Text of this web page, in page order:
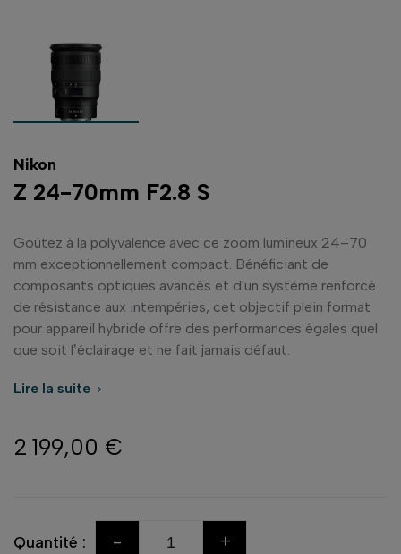
Nikon
Z 24-70mm F2.8 S
Goûtez à la polyvalence avec ce zoom lumineux 24–70
mm exceptionnellement compact. Bénéficiant de
composants optiques avancés et d'un système renforcé
de résistance aux intempéries, cet objectif plein format
pour appareil hybride offre des performances égales quel
que soit lʼéclairage et ne fait jamais défaut.
Lire la suite 
2 199,00 €
Quantité : - +